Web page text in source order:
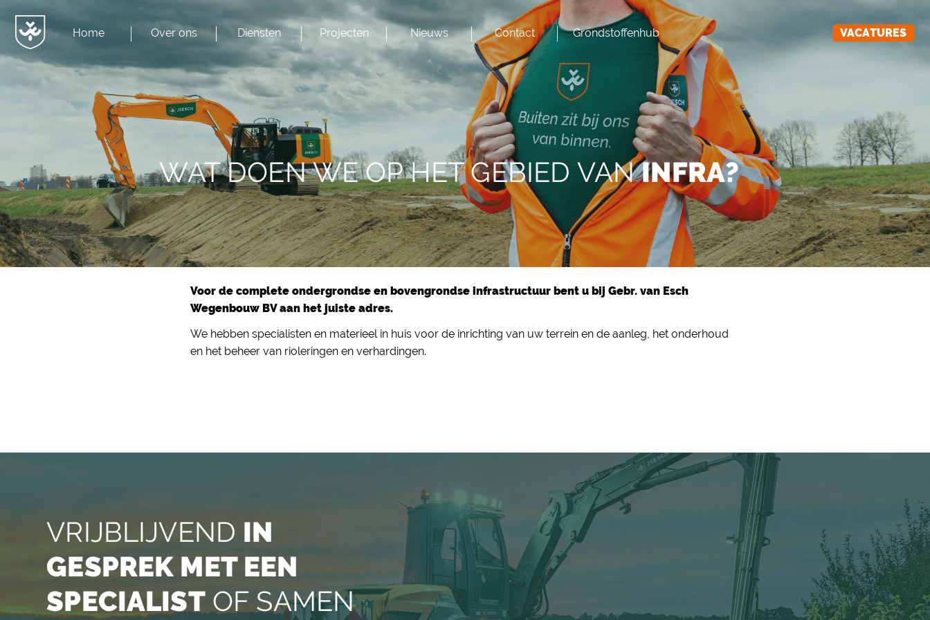
JvESCH
Menu
Home Over ons Diensten Projecten Nieuws Contact Grondstoffenhub VACATURES
WAT DOEN WE OP HET GEBIED VANINFRA?
Voor de complete ondergrondse en bovengrondse infrastructuur bent u bij Gebr. van Esch
Wegenbouw BV aan het juiste adres.
We hebben specialisten en materieel in huis voor de inrichting van uw terrein en de aanleg, het onderhoud
en het beheer van rioleringen en verhardingen.
VRIJBLIJVEND IN
GESPREK MET EEN
SPECIALISTOF SAMEN